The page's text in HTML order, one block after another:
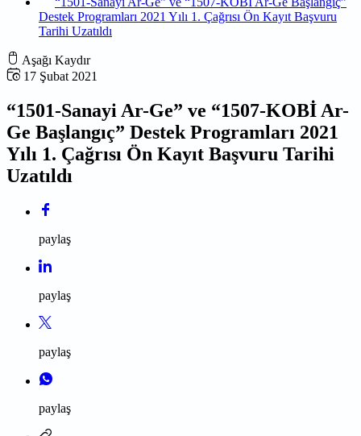
Destek Programları 2021 Yılı 1. Çağrısı Ön Kayıt Başvuru
Tarihi Uzatıldı
Aşağı Kaydır
17 Şubat 2021
“1501-Sanayi Ar-Ge” ve “1507-KOBİ Ar-
Ge Başlangıç” Destek Programları 2021
Yılı 1. Çağrısı Ön Kayıt Başvuru Tarihi
Uzatıldı
paylaş
paylaş
paylaş
paylaş